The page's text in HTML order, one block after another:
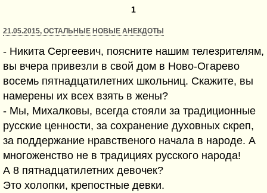
1
21.05.2015, ОСТАЛЬНЫЕ НОВЫЕ АНЕКДОТЫ
- Никита Сергеевич, поясните нашим телезрителям,
вы вчера привезли в свой дом в Ново-Огарево
восемь пятнадцатилетних школьниц. Скажите, вы
намерены их всех взять в жены?
- Мы, Михалковы, всегда стояли за традиционные
русские ценности, за сохранение духовных скреп,
за поддержание нравственого начала в народе. А
многоженство не в традициях русского народа!
А 8 пятнадцатилетних девочек?
Это холопки, крепостные девки.